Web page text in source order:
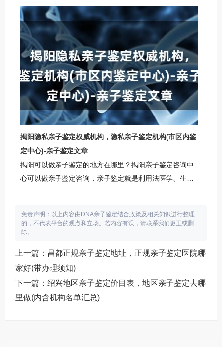
创胎儿亲子鉴定费用为3800-4200元，适用于孕期妈妈确
认胎儿与疑父的亲子关系；个人隐私亲子鉴定费用为
2000-2200元，用于私下了解亲生关系，保护个人隐私。
云浮柚子基因柚子基因亲子鉴定咨询中心云浮柚子基因亲
子鉴定咨询中心地址：云浮市银盆岭奥克斯国际公寓云浮
亲子鉴定咨询中心咨询范围：上户口亲子鉴定咨询，个人
亲子鉴定咨询，司法亲子鉴
揭阳隐私亲子鉴定权威机构，隐私亲子鉴定机构(市区内鉴
定中心)-亲子鉴定文章
揭阳可以做亲子鉴定的地方在哪里？揭阳亲子鉴定咨询中
心可以做亲子鉴定咨询，亲子鉴定就是利用法医学、生物
之间，是否是亲生关系，是法医物证鉴定的主要组成部
分。揭阳柚子基因亲子鉴定咨询中心鉴定咨询中心地址：
揭阳市银盆南路金荣科技园鉴定咨询中心咨询范围：个人
咨询，隐私亲子鉴定咨询，胎儿孕期亲子鉴定咨询等。揭
免责声明：以上内容由DNA亲子鉴定结合政策及相关知识进行整理
的，不代表平台的观点和立场。若内容有误，请联系我们更正或删
除。
上一篇： 昌都正规亲子鉴定地址，正规亲子鉴定医院哪
家好(带办理须知)
下一篇： 绍兴地区亲子鉴定价目表，地区亲子鉴定去哪
里做(内含机构名单汇总)